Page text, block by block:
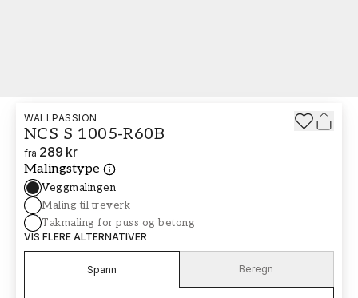
WALLPASSION
NCS S 1005-R60B
fra 289 kr
Malingstype
Veggmalingen
Maling til treverk
Takmaling for puss og betong
VIS FLERE ALTERNATIVER
Spann Beregn